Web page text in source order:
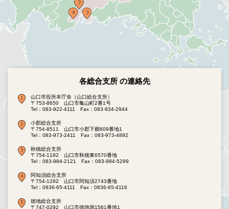
各総合支所 の連絡先
山口市役所本庁舎（山口総合支所）
〒753-8650 山口市亀山町2番1号
Tel：083-922-4111
Fax：083-934-2944
小郡総合支所
〒754-8511 山口市小郡下郷609番地1
Tel：083-973-2411
Fax：083-973-4892
秋穂総合支所
〒754-1192 山口市秋穂東6570番地
Tel：083-984-2121
Fax：083-984-5299
阿知須総合支所
〒754-1292 山口市阿知須2743番地
Tel：0836-65-4111
Fax：0836-65-4116
徳地総合支所
〒747-0292 山口市徳地堀1561番地1